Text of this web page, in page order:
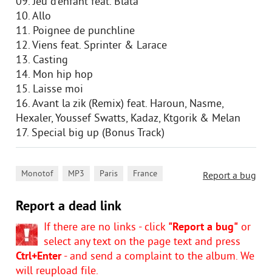
10. Allo
11. Poignee de punchline
12. Viens feat. Sprinter & Larace
13. Casting
14. Mon hip hop
15. Laisse moi
16. Avant la zik (Remix) feat. Haroun, Nasme,
Hexaler, Youssef Swatts, Kadaz, Ktgorik & Melan
17. Special big up (Bonus Track)
Report a bug
Monotof MP3 Paris France
Report a dead link
If there are no links - click "Report a bug" or
select any text on the page text and press
Ctrl+Enter- and send a complaint to the album. We
will reupload file.